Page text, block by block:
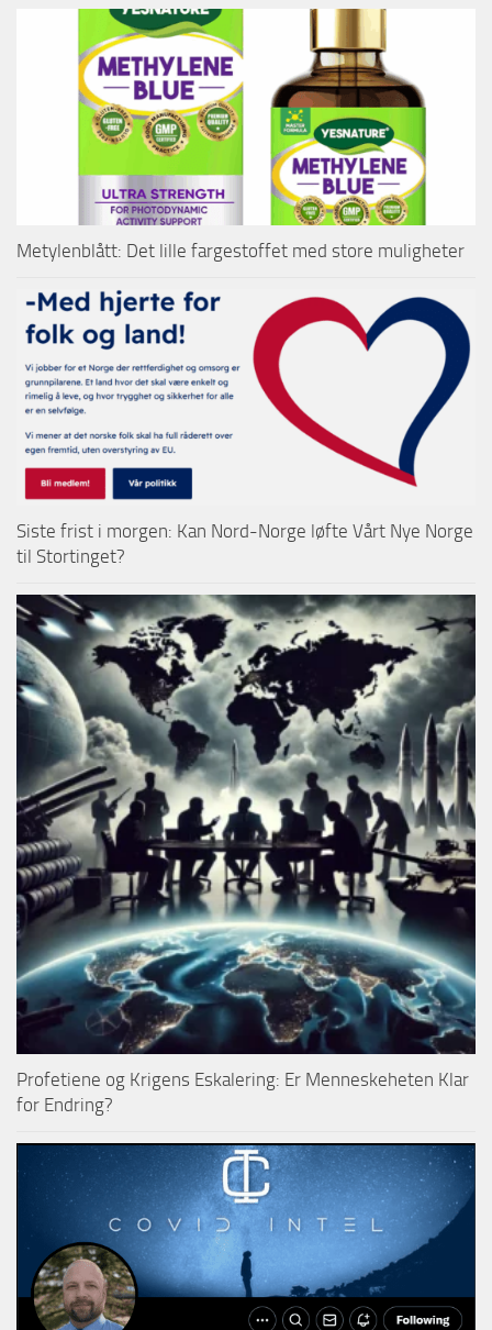
Metylenblått: Det lille fargestoffet med store muligheter
Siste frist i morgen: Kan Nord-Norge løfte Vårt Nye Norge
til Stortinget?
Profetiene og Krigens Eskalering: Er Menneskeheten Klar
for Endring?